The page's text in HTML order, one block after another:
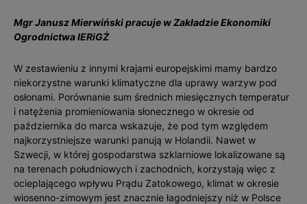
Mgr Janusz Mierwiński pracuje w Zakładzie Ekonomiki
Ogrodnictwa IERiGŻ
W zestawieniu z innymi krajami europejskimi mamy bardzo
niekorzystne warunki klimatyczne dla uprawy warzyw pod
osłonami. Porównanie sum średnich miesięcznych temperatur
i natężenia promieniowania słonecznego w okresie od
października do marca wskazuje, że pod tym względem
najkorzystniejsze warunki panują w Holandii. Nawet w
Szwecji, w której gospodarstwa szklarniowe lokalizowane są
na terenach południowych i zachodnich, korzystają więc z
ocieplającego wpływu Prądu Zatokowego, klimat w okresie
wiosenno-zimowym jest znacznie łagodniejszy niż w Polsce